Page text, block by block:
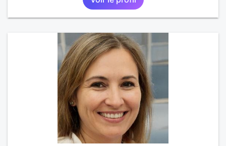
représentatrice de la Femme Divorcée Mal dans sa
peau. A bientôt.